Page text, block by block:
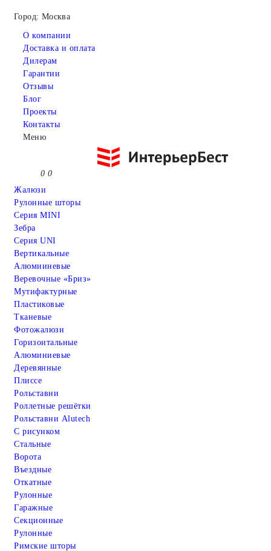
Город: Москва
О компании
Доставка и оплата
Дилерам
Гарантии
Отзывы
Блог
Проекты
Контакты
Меню
0 0
Жалюзи
Рулонные шторы
Серия MINI
Зебра
Серия UNI
Вертикальные
Алюмииневые
Веревочные «Бриз»
Мутифактурные
Пластиковые
Тканевые
Фотожалюзи
Горизонтальные
Алюминиевые
Деревянные
Плиссе
Рольставни
Роллетные решётки
Рольставни Alutech
С рисунком
Стальные
Ворота
Въездные
Откатные
Рулонные
Гаражные
Cекционные
Рулонные
Римские шторы